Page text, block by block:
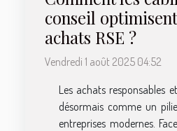
conseil
achats RSE ?
Vendredi 1 août 2025 04:52
Les achats responsables
désormais comme un
entreprises modernes.